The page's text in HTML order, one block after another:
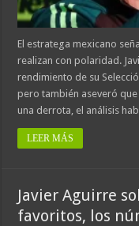
El estratega mexicano
realizan con polaridad.
rendimiento de su
pero también aseveró
una derrota, el análisis
LEER MÁS
Javier Aguirre
favoritos, los